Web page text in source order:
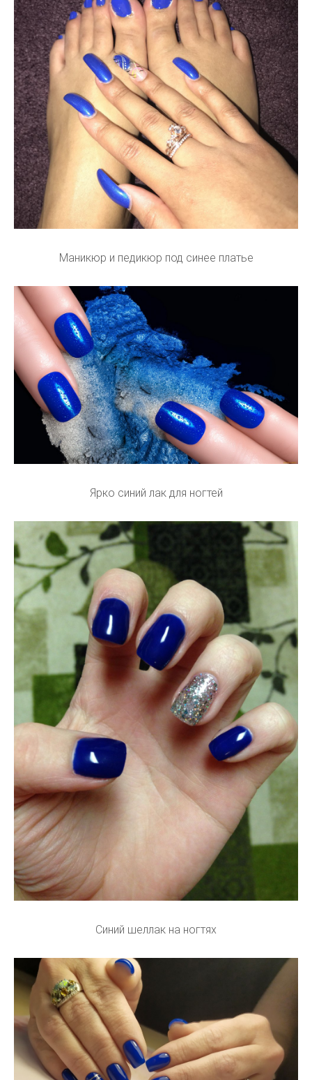
Маникюр и педикюр под синее платье
Ярко синий лак для ногтей
Синий шеллак на ногтях